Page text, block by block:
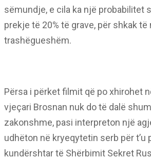
sëmundje, e cila ka një probabilitet
prekje të 20% të grave, për shkak të
trashëgueshëm.
Përsa i përket filmit që po xhirohet
vjeçari Brosnan nuk do të dalë
zakonshme, pasi interpreton një
udhëton në kryeqytetin serb për t’u
kundërshtar të Shërbimit Sekret